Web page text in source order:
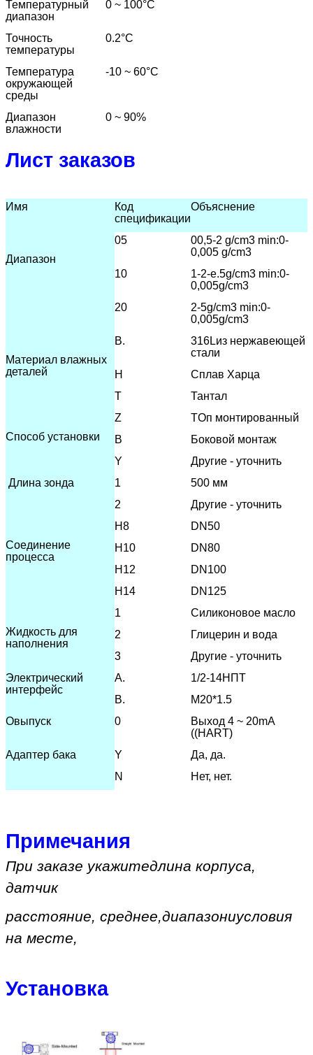
Температурный
диапазон
0 ~ 100°C
Точность
температуры
0.2°C
Температура
окружающей
среды
-10 ~ 60°C
Диапазон
влажности
0 ~ 90%
Лист заказов
Имя
Код
спецификации
Объяснение
Диапазон
05
00,5-2 g/cm3 min:0-
0,005 g/cm3
10
1-2-е.5g/cm3 min:0-
0,005g/cm3
20
2-5g/cm3 min:0-
0,005g/cm3
Материал влажных
деталей
В. 316Lиз нержавеющей
стали
H
Сплав Харца
T
Тантал
Способ установки
Z TОп монтированный
В
Боковой монтаж
Y
Другие - уточнить
Длина зонда
1
500 мм
2
Другие - уточнить
Соединение
процесса
H8
DN50
H10
DN80
H12
DN100
H14
DN125
Жидкость для
наполнения
1
Силиконовое масло
2
Глицерин и вода
3
Другие - уточнить
Электрический
интерфейс
А.
1/2-14НПТ
В.
М20*1.5
Овыпуск 0
Выход 4 ~ 20mA
((HART)
Адаптер бака
Y
Да, да.
N
Нет, нет.
Примечания
При заказе укажитедлина корпуса,
датчик
расстояние, среднее,диапазониусловия
на месте,
Установка